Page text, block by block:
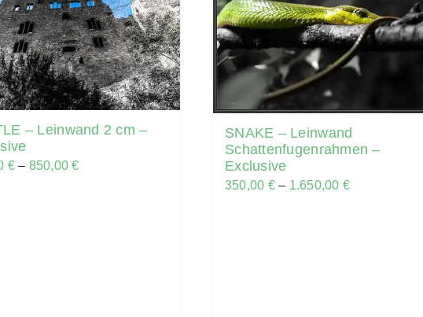
– Leinwand 2 cm –
€– 850,00€
SNAKE – Leinwand
Schattenfugenrahmen –
Exclusive
350,00 €– 1.650,00 €